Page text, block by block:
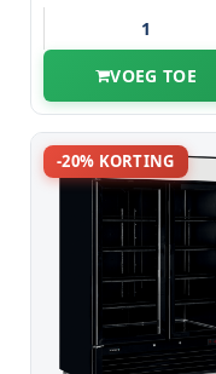
VOEG TOE
-20% KORTING